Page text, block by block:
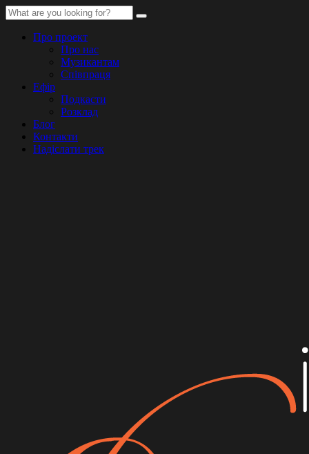
Про проект
Про нас
Музикантам
Співпраця
Ефір
Подкасти
Розклад
Блог
Контакти
Надіслати трек